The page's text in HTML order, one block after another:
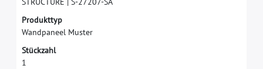
Produkttyp
Wandpaneel Muster
Stückzahl
1